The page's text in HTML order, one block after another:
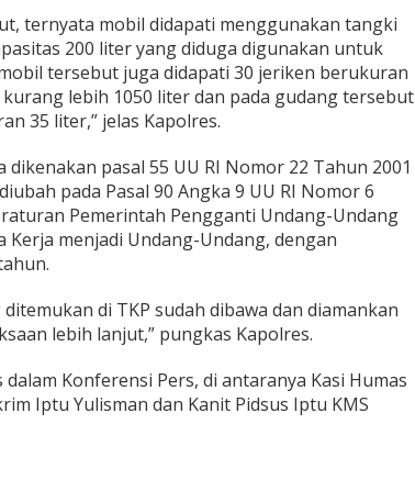
ternyata mobil didapati menggunakan tangki
200 liter yang diduga digunakan untuk
tersebut juga didapati 30 jeriken berukuran
lebih 1050 liter dan pada gudang tersebut
35 liter,” jelas Kapolres.
pasal 55 UU RI Nomor 22 Tahun 2001
pada Pasal 90 Angka 9 UU RI Nomor 6
Pemerintah Pengganti Undang-Undang
menjadi Undang-Undang, dengan
di TKP sudah dibawa dan diamankan
lebih lanjut,” pungkas Kapolres.
Konferensi Pers, di antaranya Kasi Humas
Iptu Yulisman dan Kanit Pidsus Iptu KMS